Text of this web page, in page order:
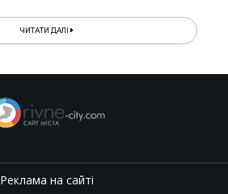
ЧИТАТИ ДАЛІ
Реклама на сайті